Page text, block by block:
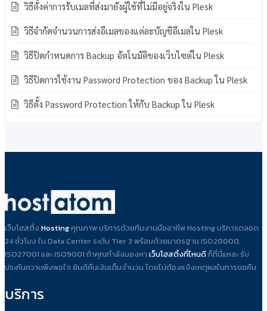
วิธีตั้งค่าการรับเมลที่ส่งมายังผู้ใช้ที่ไม่มีอยู่จริงใน Plesk
วิธีจำกัดจำนวนการส่งอีเมลของแต่ละบัญชีอีเมลใน Plesk
วิธีปิดกำหนดการ Backup อัตโนมัติของเว็บไซต์ใน Plesk
วิธีปิดการใช้งาน Password Protection ของ Backup ใน Plesk
วิธีตั้ง Password Protection ให้กับ Backup ใน Plesk
เว็บโฮสติ้ง Hostingคุณภาพ บริการด้วยทีมงานมืออาชีพ Hosting บริการตลอด
24 ชั่วโมง ใน Data Center ระดับ Tier 3 พร้อมด้วยมาตรฐาน ISO20000,
ISO27001 และ ISO9001 ถ้าคุณกำลังมองหา เว็บโฮสติ้งที่ไหนดีก็ที่นี่แหละ รับ
ประกันความพึงพอใจ ยินดีคืนเงินเต็มจำนวน โดยไม่ต้องแจ้งเหตุผลในการขอคืน
บริการ